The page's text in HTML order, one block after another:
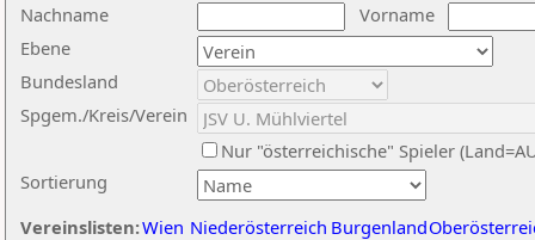
Nachname
Vorname
Ebene
Sortierung
Bundesland
Spgem./Kreis/Verein
Nur "österreichische" Spieler
Vereinslisten:Wien Niederösterreich Burgenland